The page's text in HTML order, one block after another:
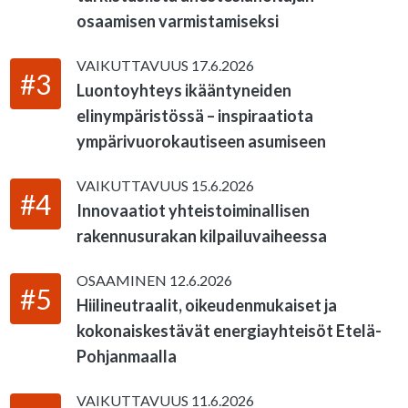
osaamisen varmistamiseksi
#3
VAIKUTTAVUUS 17.6.2026
Luontoyhteys ikääntyneiden
elinympäristössä – inspiraatiota
ympärivuorokautiseen asumiseen
#4
VAIKUTTAVUUS 15.6.2026
Innovaatiot yhteistoiminallisen
rakennusurakan kilpailuvaiheessa
#5
OSAAMINEN 12.6.2026
Hiilineutraalit, oikeudenmukaiset ja
kokonaiskestävät energiayhteisöt Etelä-
Pohjanmaalla
VAIKUTTAVUUS 11.6.2026